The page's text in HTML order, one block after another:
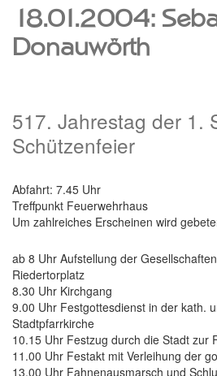
18.01.2004:
Donauwörth
517. Jahrestag der 1.
Schützenfeier
Abfahrt: 7.45 Uhr
Treffpunkt Feuerwehrhaus
Um zahlreiches Erscheinen wird
ab 8 Uhr Aufstellung der
Riedertorplatz
8.30 Uhr Kirchgang
9.00 Uhr Festgottesdienst in der kath.
Stadtpfarrkirche
10.15 Uhr Festzug durch die Stadt zur
11.00 Uhr Festakt mit Verleihung der
13.00 Uhr Fahnenausmarsch und